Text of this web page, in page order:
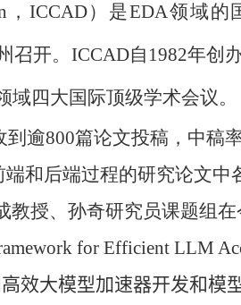
， ICCAD）是EDA领域的
召开。 ICCAD自 1982年创
域四大国际顶级学术会议。
到逾800篇论文投稿，中稿
和后端过程的研究论文中
教授、孙奇研究员课题组在
for Efficient LLM
效大模型加速器开发和模